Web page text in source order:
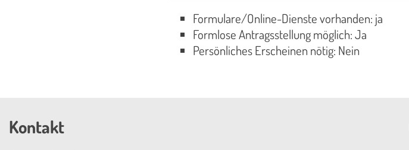
Formulare/Online-Dienste vorhanden: ja
Formlose Antragsstellung möglich: Ja
Persönliches Erscheinen nötig: Nein
Kontakt